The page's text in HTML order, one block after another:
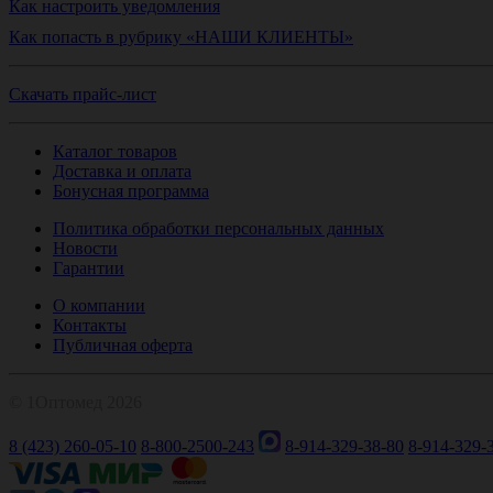
Как настроить уведомления
Как попасть в рубрику «НАШИ КЛИЕНТЫ»
Скачать прайс-лист
Каталог товаров
Доставка и оплата
Бонусная программа
Политика обработки персональных данных
Новости
Гарантии
О компании
Контакты
Публичная оферта
8 (423) 260-05-10 8-800-2500-243 8-914-329-38-80 8-914-329-